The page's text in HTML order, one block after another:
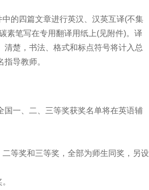
的四篇文章进行英汉、汉英互译(不集
素笔写在专用翻译用纸上(见附件)。译
楚，书法、格式和标点符号将计入总
导教师。
一、二、三等奖获奖名单将在英语辅
等奖和三等奖，全部为师生同奖，另设